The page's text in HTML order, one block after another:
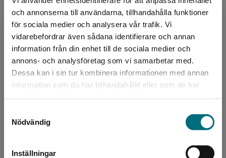
och annonserna till användarna, tillhandahålla funktioner
för sociala medier och analysera vår trafik. Vi
vidarebefordrar även sådana identifierare och annan
information från din enhet till de sociala medier och
annons- och analysföretag som vi samarbetar med.
Dessa kan i sin tur kombinera informationen med annan
information som du har tillhandahållit eller som de har
Nödvändig
Inställningar
Begränsad fraktregion
Det verkar som att du besöker
Sverige. För att kunna slutföra ett köp måste
Författare
Per Berg
Per Berg är utbildad bibliotekarie med 15 års
erfarenhet av arbete med skriv- och läslust och
att hålla skrivarverkstäder för barn och unga.
Han sk...